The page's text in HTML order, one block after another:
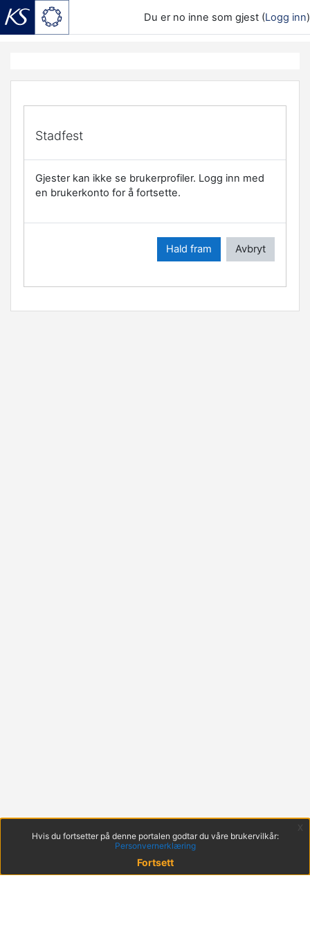
Du er no inne som gjest (Logg inn)
Stadfest
Gjester kan ikke se brukerprofiler. Logg inn med
en brukerkonto for å fortsette.
Hald fram Avbryt
Hvis du fortsetter på denne portalen godtar du våre brukervilkår:
Personvernerklæring
Fortsett
x